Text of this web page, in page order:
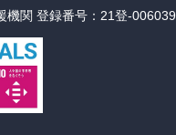
機関 登録番号：21登-006039